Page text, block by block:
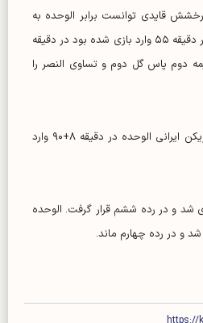
قایدی توانست برابر الوحده به
تساوی ۲-۲ برسد. قایدی که در دقیقه ۵۵ وارد بازی شده بود در دقیقه
دوم پاس گل دوم و تساوی النصر را
در این دیدار مبین دهقان بازیکن ایرانی الوحده در دقیقه ۸+۹۰ وارد
این تساوی ۲۸ متیازی شد و در رده ششم قرار گرفت. الوحده